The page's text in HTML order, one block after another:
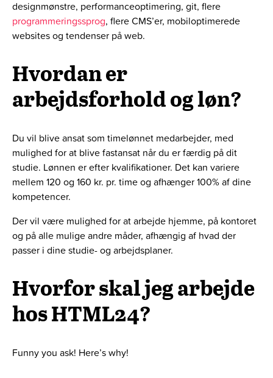
designmønstre, performanceoptimering, git, flere
programmeringssprog, flere CMS’er, mobiloptimerede
websites og tendenser på web.
Hvordan er
arbejdsforhold og løn?
Du vil blive ansat som timelønnet medarbejder, med
mulighed for at blive fastansat når du er færdig på dit
studie. Lønnen er efter kvalifikationer. Det kan variere
mellem 120 og 160 kr. pr. time og afhænger 100% af dine
kompetencer.
Der vil være mulighed for at arbejde hjemme, på kontoret
og på alle mulige andre måder, afhængig af hvad der
passer i dine studie- og arbejdsplaner.
Hvorfor skal jeg arbejde
hos HTML24?
Funny you ask! Here’s why!